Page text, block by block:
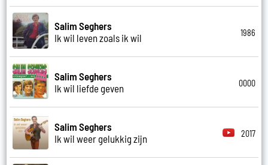
Salim Seghers
Ik wil leven zoals ik wil
1986
Salim Seghers
Ik wil liefde geven
0000
Salim Seghers
Ik wil weer gelukkig zijn
2017